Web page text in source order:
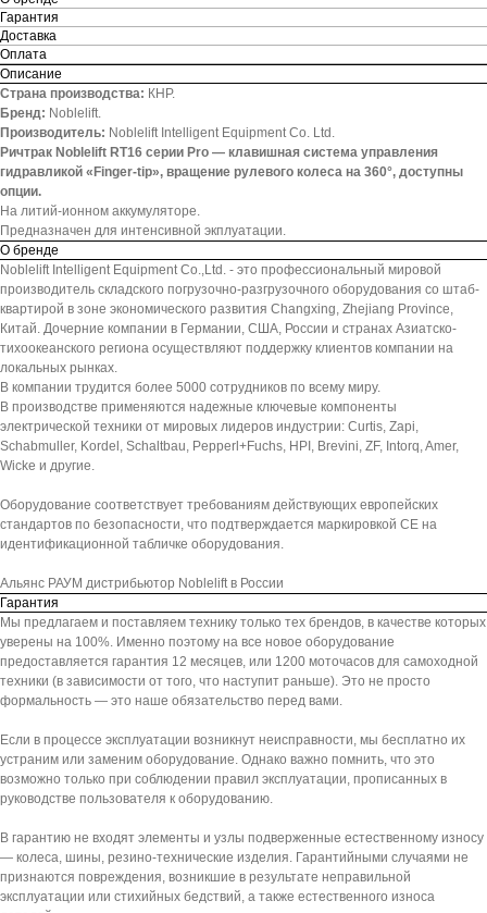
Гарантия
Доставка
Оплата
Описание
Страна производства: КНР.
Бренд: Noblelift.
Производитель: Noblelift Intelligent Equipment Co. Ltd.
Ричтрак Noblelift RT16 серии Pro — клавишная система управления
гидравликой «Finger-tip», вращение рулевого колеса на 360°, доступны
опции.
На литий-ионном аккумуляторе.
Предназначен для интенсивной экплуатации.
О бренде
Noblelift Intelligent Equipment Co.,Ltd. - это профессиональный мировой
производитель складского погрузочно-разгрузочного оборудования со штаб-
квартирой в зоне экономического развития Changxing, Zhejiang Province,
Китай. Дочерние компании в Германии, США, России и странах Азиатско-
тихоокеанского региона осуществляют поддержку клиентов компании на
локальных рынках.
В компании трудится более 5000 сотрудников по всему миру.
В производстве применяются надежные ключевые компоненты
электрической техники от мировых лидеров индустрии: Curtis, Zapi,
Schabmuller, Kordel, Schaltbau, Pepperl+Fuchs, HPI, Brevini, ZF, Intorq, Amer,
Wicke и другие.
Оборудование соответствует требованиям действующих европейских
стандартов по безопасности, что подтверждается маркировкой СЕ на
идентификационной табличке оборудования.
Альянс РАУМ дистрибьютор Noblelift в России
Гарантия
Мы предлагаем и поставляем технику только тех брендов, в качестве которых
уверены на 100%. Именно поэтому на все новое оборудование
предоставляется гарантия 12 месяцев, или 1200 моточасов для самоходной
техники (в зависимости от того, что наступит раньше). Это не просто
формальность — это наше обязательство перед вами.
Если в процессе эксплуатации возникнут неисправности, мы бесплатно их
устраним или заменим оборудование. Однако важно помнить, что это
возможно только при соблюдении правил эксплуатации, прописанных в
руководстве пользователя к оборудованию.
В гарантию не входят элементы и узлы подверженные естественному износу
— колеса, шины, резино-технические изделия. Гарантийными случаями не
признаются повреждения, возникшие в результате неправильной
эксплуатации или стихийных бедствий, а также естественного износа